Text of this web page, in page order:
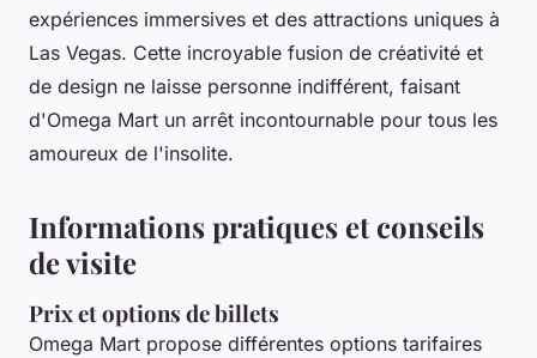
expériences immersives et des attractions uniques à
Las Vegas. Cette incroyable fusion de créativité et
de design ne laisse personne indifférent, faisant
d'Omega Mart un arrêt incontournable pour tous les
amoureux de l'insolite.
Informations pratiques et conseils
de visite
Prix et options de billets
Omega Mart propose différentes options tarifaires